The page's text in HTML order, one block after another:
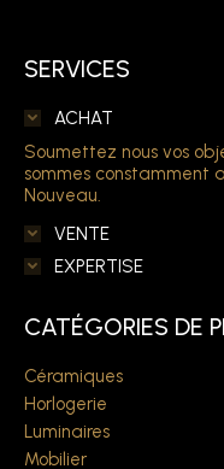
SERVICES
ACHAT
Soumettez nous vos
sommes constamment
Nouveau.
VENTE
EXPERTISE
CATÉGORIES DE
Céramiques
Horlogerie
Luminaires
Mobilier